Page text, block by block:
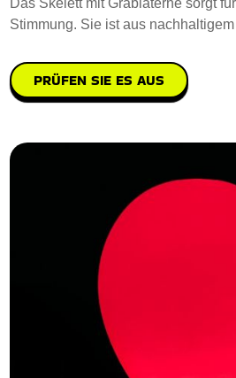
Das Skelett mit Grablaterne sorgt
Stimmung. Sie ist aus
PRÜFEN SIE ES AUS